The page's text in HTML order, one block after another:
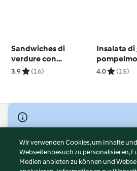
Sandwiches di
verdure con
formaggio fresco
3.9 (16)
Insalata di
finocchi
4.0 (15)
© Copyright 2026
Nutzungsbedingungen
Datenschutzrichtlinien
Disclaimer
Wir verwenden Cookies, um Inhalte
Webseitenbesuch zu personalisieren,
Medien anbieten zu können und